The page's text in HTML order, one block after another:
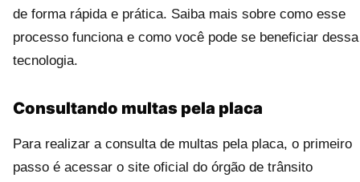
de forma rápida e prática. Saiba mais sobre como esse
processo funciona e como você pode se beneficiar dessa
tecnologia.
Consultando multas pela placa
Para realizar a consulta de multas pela placa, o primeiro
passo é acessar o site oficial do órgão de trânsito